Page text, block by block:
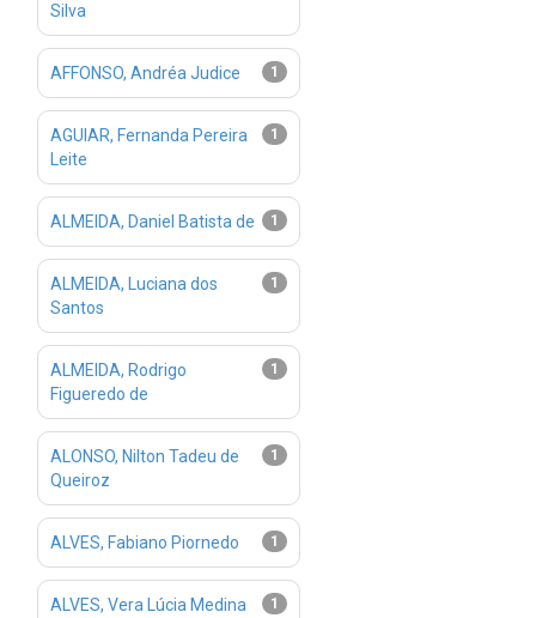
Silva
1
AFFONSO, Andréa Judice
1
AGUIAR, Fernanda Pereira
Leite
1
ALMEIDA, Daniel Batista de
1
ALMEIDA, Luciana dos
Santos
1
ALMEIDA, Rodrigo
Figueredo de
1
ALONSO, Nilton Tadeu de
Queiroz
1
ALVES, Fabiano Piornedo
1
ALVES, Vera Lúcia Medina